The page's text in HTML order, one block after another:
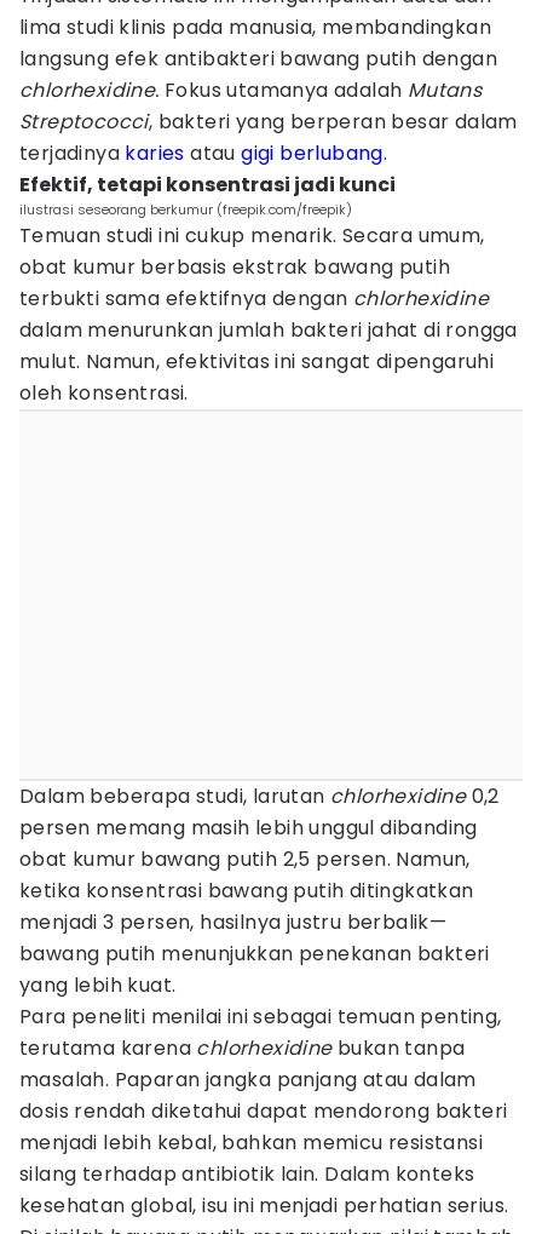
lima studi klinis pada manusia, membandingkan
langsung efek antibakteri bawang putih dengan
chlorhexidine. Fokus utamanya adalah Mutans
Streptococci, bakteri yang berperan besar dalam
terjadinya kariesataugigi berlubang.
Efektif, tetapi konsentrasi jadi kunci
ilustrasi seseorang berkumur (freepik.com/freepik)
Temuan studi ini cukup menarik. Secara umum,
obat kumur berbasis ekstrak bawang putih
terbukti sama efektifnya dengan chlorhexidine
dalam menurunkan jumlah bakteri jahat di rongga
mulut. Namun, efektivitas ini sangat dipengaruhi
oleh konsentrasi.
Dalam beberapa studi, larutan chlorhexidine0,2
persen memang masih lebih unggul dibanding
obat kumur bawang putih 2,5 persen. Namun,
ketika konsentrasi bawang putih ditingkatkan
menjadi 3 persen, hasilnya justru berbalik—
bawang putih menunjukkan penekanan bakteri
yang lebih kuat.
Para peneliti menilai ini sebagai temuan penting,
terutama karena chlorhexidinebukan tanpa
masalah. Paparan jangka panjang atau dalam
dosis rendah diketahui dapat mendorong bakteri
menjadi lebih kebal, bahkan memicu resistansi
silang terhadap antibiotik lain. Dalam konteks
kesehatan global, isu ini menjadi perhatian serius.